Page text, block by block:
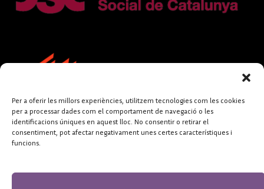
Per a oferir les millors experiències, utilitzem tecnologies com les cookies
per a processar dades com el comportament de navegació o les
identificacions úniques en aquest lloc. No consentir o retirar el
consentiment, pot afectar negativament unes certes característiques i
funcions.
FUNDACIÓ